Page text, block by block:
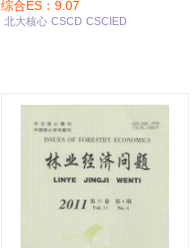
综合ES：9.07
北大核心 CSCD CSCIED